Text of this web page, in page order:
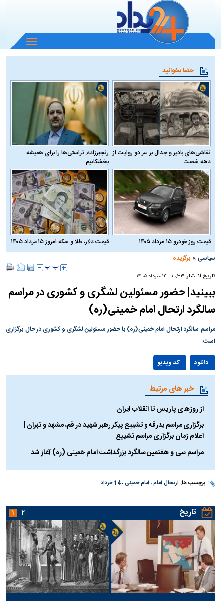
باز
و
منو
حتما بخوانید
نقاشی‌های بادپر و جدال بر سر دو روایت از
دهه شصت
رنجبرزاده: تراستی‌ها را برای همیشه
بخشکانیم
قیمت روز خودرو ۱۵ مرداد ۱۴۰۵
قیمت دلار، طلا و سکه امروز ۱۵ مرداد ۱۴۰۵
سیاسی »برگزیده
تاریخ انتشار: ۱۰:۳۳ - ۱۴ خرداد ۱۴۰۵
ببینید| حضور مسئولین لشگری و کشوری در مراسم
سالگرد ارتحال امام خمینی(ره)
مراسم سالگرد ارتحال امام خمینی(ره) با حضور مسئولین لشگری و کشوری در حال برگزاری
است.
کد ویدیو دانلود
خبر های مرتبط
از روز‌های پاریس تا انقلاب ایران
برگزاری مراسم بدرقه و تشییع پیکر رهبر شهید در قم، مشهد و تهران |
اعلام زمان برگزاری مراسم تشییع
مراسم سی و هفتمین سالگرد بزرگداشت امام خمینی (ره) آغاز شد
برچسب ها: ارتحال امام، امام خمینی،14 خرداد
تاریخ ۱ ۲